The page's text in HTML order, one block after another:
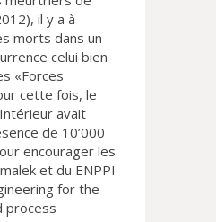
il y a à
morts dans un
celui bien
«Forces
cette fois, le
avait
de 10’000
encourager les
et du ENPPI
for the
process